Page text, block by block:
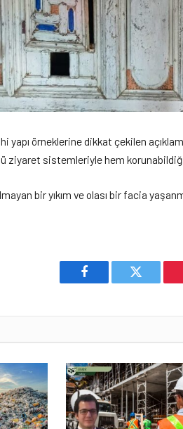
yapı örneklerine dikkat çekilen
ziyaret sistemleriyle hem
bir yıkım ve olası bir facia
Facebook Twitter